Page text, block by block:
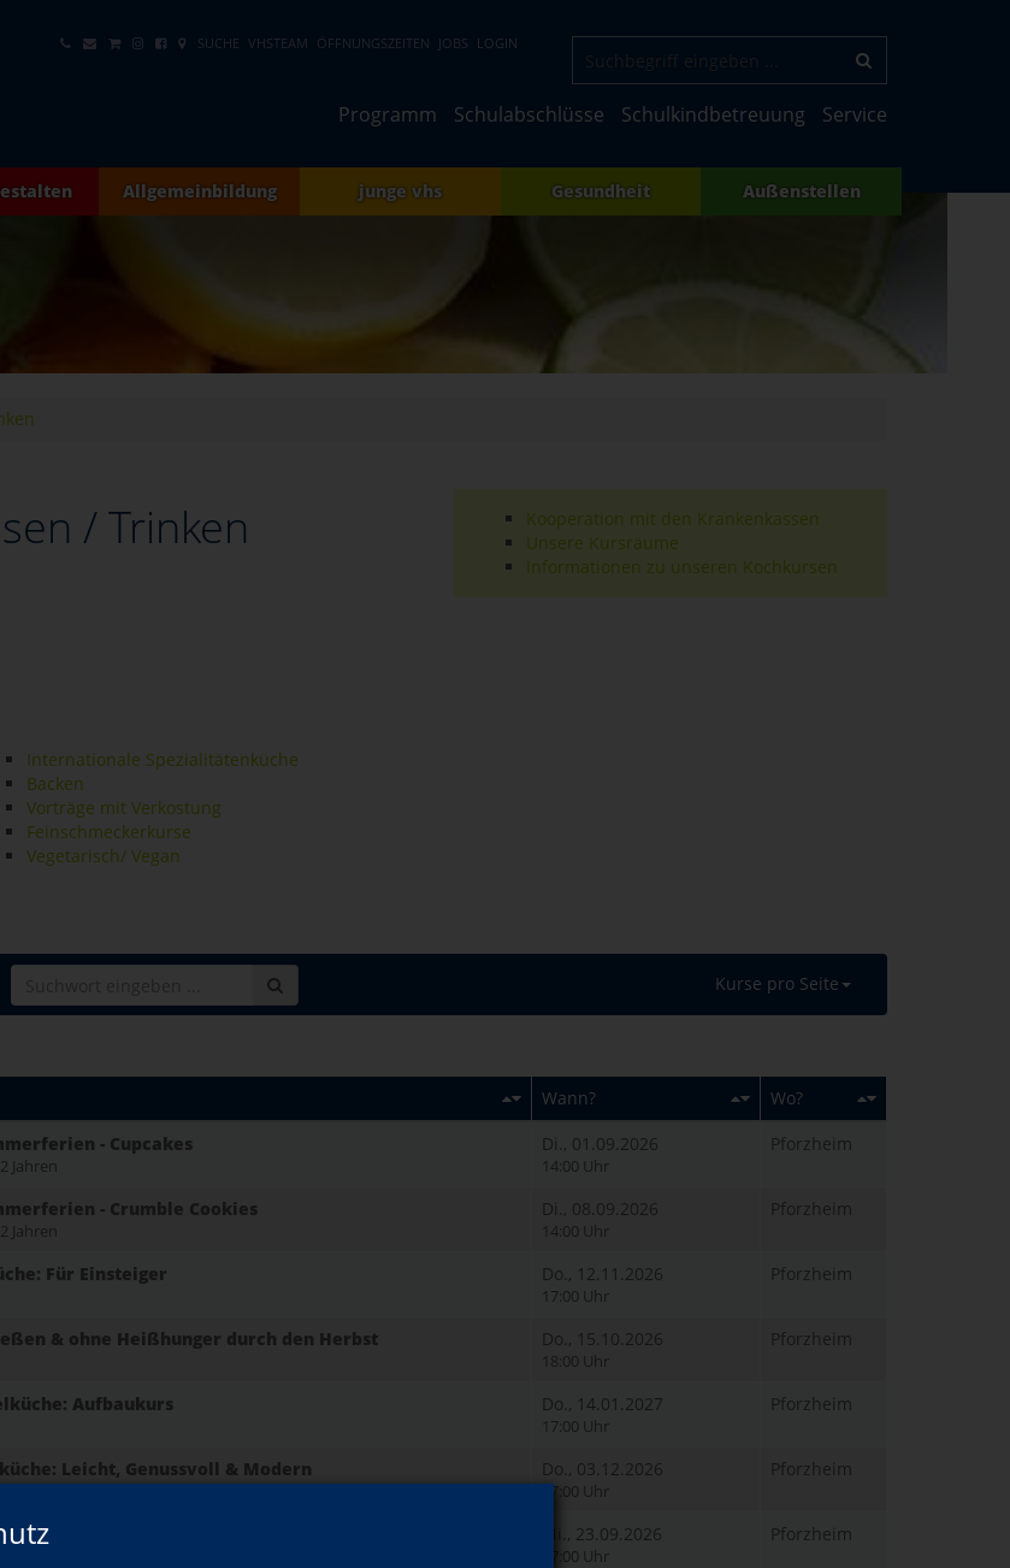
SUCHE VHSTEAM ÖFFNUNGSZEITEN JOBS LOGIN
Programm Schulabschlüsse Schulkindbetreuung Service
Allgemeinbildung junge vhs Gesundheit Außenstellen
/ Trinken
Internationale Spezialitätenküche
Backen
Vorträge mit Verkostung
Feinschmeckerkurse
Vegetarisch/ Vegan
Kooperation mit den Krankenkassen
Unsere Kursräume
Informationen zu unseren Kochkursen
Kurse pro Seite
Wann?
Wo?
- Cupcakes
Jahren
Di., 01.09.2026
14:00 Uhr
Pforzheim
- Crumble Cookies
Jahren
Di., 08.09.2026
14:00 Uhr
Pforzheim
Für Einsteiger Do., 12.11.2026
17:00 Uhr
Pforzheim
& ohne Heißhunger durch den Herbst Do., 15.10.2026
18:00 Uhr
Pforzheim
Aufbaukurs Do., 14.01.2027
17:00 Uhr
Pforzheim
Leicht, Genussvoll & Modern Do., 03.12.2026
17:00 Uhr
Pforzheim
Einführungskurs Mi., 23.09.2026
17:00 Uhr
Pforzheim